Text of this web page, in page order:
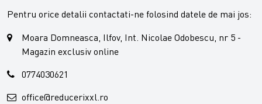
Pentru orice detalii contactati-ne folosind datele de mai jos:
Moara Domneasca, Ilfov, Int. Nicolae Odobescu, nr 5 -
Magazin exclusiv online
0774030621
office@reducerixxl.ro